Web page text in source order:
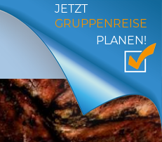
JETZT
GRUPPENREISE
PLANEN!